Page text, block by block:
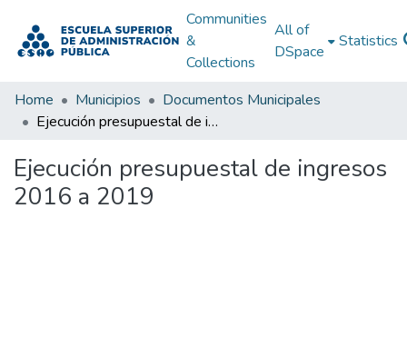
Communities
&
Collections
All of
DSpace
Statistics
Home Municipios
Documentos Municipales
Ejecución presupuestal de ingresos 2016 a 2019
Ejecución presupuestal de ingresos
2016 a 2019